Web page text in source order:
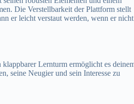
Die Verstellbarkeit der Plattform stellt
er leicht verstaut werden, wenn er nicht
Lernturm ermöglicht es
seine Neugier und sein Interesse zu